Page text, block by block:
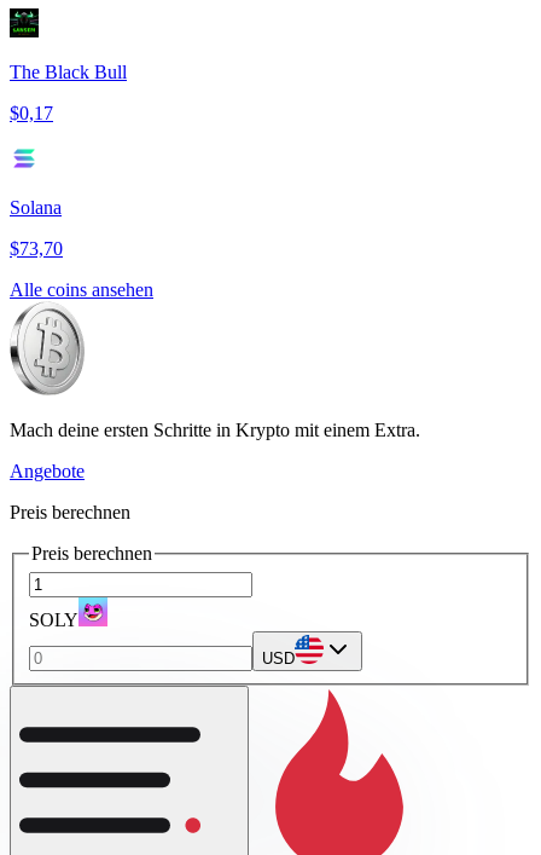
The Black Bull
$0,17
Solana
$73,70
Alle coins ansehen
Mach deine ersten Schritte in Krypto mit einem Extra.
Angebote
Preis berechnen
Preis berechnen
SOLY
USD